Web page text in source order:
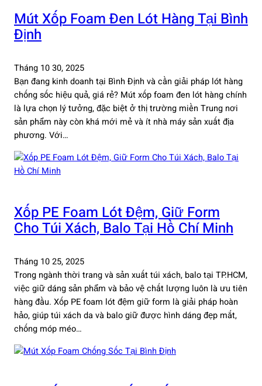
Mút Xốp Foam Đen Lót Hàng Tại Bình
Định
Tháng 10 30, 2025
Bạn đang kinh doanh tại Bình Định và cần giải pháp lót hàng
chống sốc hiệu quả, giá rẻ? Mút xốp foam đen lót hàng chính
là lựa chọn lý tưởng, đặc biệt ở thị trường miền Trung nơi
sản phẩm này còn khá mới mẻ và ít nhà máy sản xuất địa
phương. Với…
Xốp PE Foam Lót Đệm, Giữ Form
Cho Túi Xách, Balo Tại Hồ Chí Minh
Tháng 10 25, 2025
Trong ngành thời trang và sản xuất túi xách, balo tại TP.HCM,
việc giữ dáng sản phẩm và bảo vệ chất lượng luôn là ưu tiên
hàng đầu. Xốp PE foam lót đệm giữ form là giải pháp hoàn
hảo, giúp túi xách da và balo giữ được hình dáng đẹp mắt,
chống móp méo…